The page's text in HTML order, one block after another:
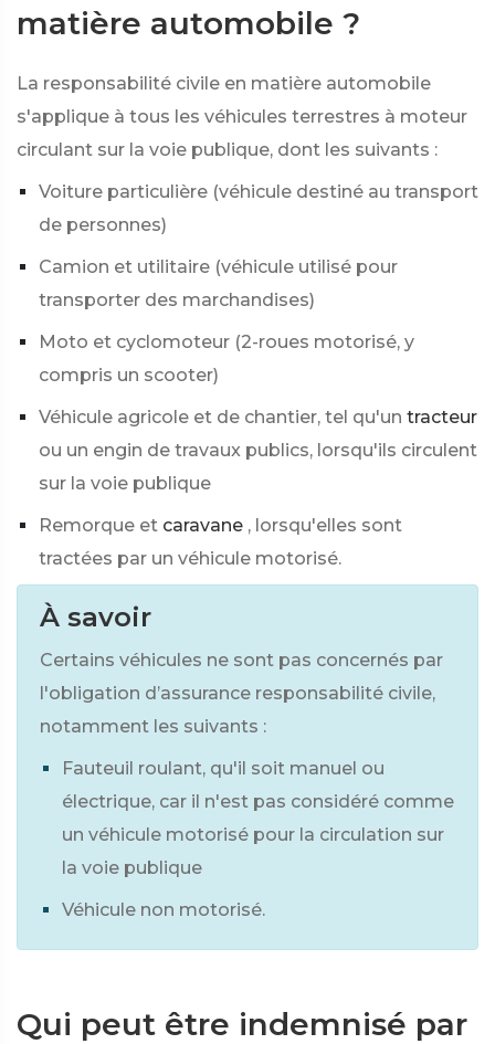
matière automobile ?
La responsabilité civile en matière automobile
s'applique à tous les véhicules terrestres à moteur
circulant sur la voie publique, dont les suivants :
Voiture particulière (véhicule destiné au transport
de personnes)
Camion et utilitaire (véhicule utilisé pour
transporter des marchandises)
Moto et cyclomoteur (2-roues motorisé, y
compris un scooter)
Véhicule agricole et de chantier, tel qu'un tracteur
ou un engin de travaux publics, lorsqu'ils circulent
sur la voie publique
Remorque et caravane , lorsqu'elles sont
tractées par un véhicule motorisé.
À savoir
Certains véhicules ne sont pas concernés par
l'obligation d’assurance responsabilité civile,
notamment les suivants :
Fauteuil roulant, qu'il soit manuel ou
électrique, car il n'est pas considéré comme
un véhicule motorisé pour la circulation sur
la voie publique
Véhicule non motorisé.
Qui peut être indemnisé par